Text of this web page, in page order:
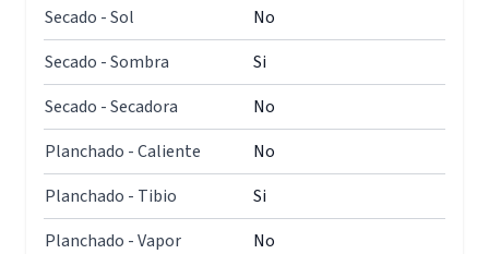
Secado - Sol
No
Secado - Sombra
Si
Secado - Secadora
No
Planchado - Caliente
No
Planchado - Tibio
Si
Planchado - Vapor
No